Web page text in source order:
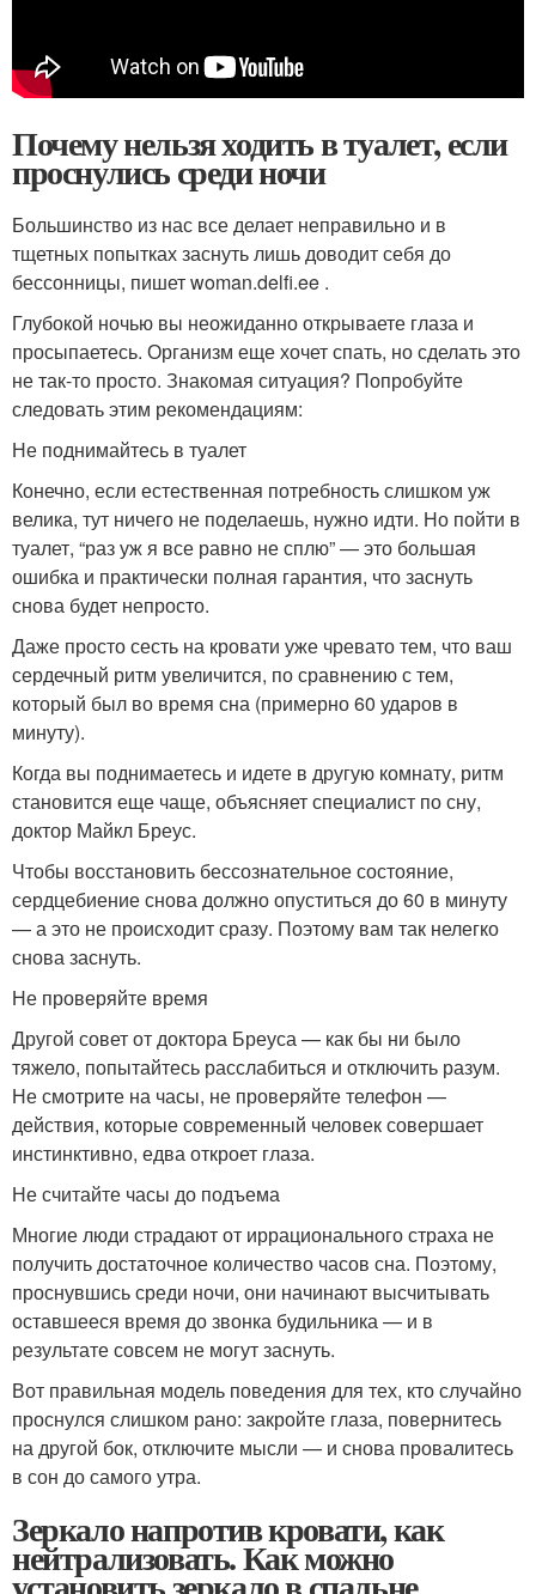
Почему нельзя ходить в туалет, если
проснулись среди ночи
Большинство из нас все делает неправильно и в
тщетных попытках заснуть лишь доводит себя до
бессонницы, пишет woman.delfi.ee .
Глубокой ночью вы неожиданно открываете глаза и
просыпаетесь. Организм еще хочет спать, но сделать это
не так-то просто. Знакомая ситуация? Попробуйте
следовать этим рекомендациям:
Не поднимайтесь в туалет
Конечно, если естественная потребность слишком уж
велика, тут ничего не поделаешь, нужно идти. Но пойти в
туалет, “раз уж я все равно не сплю” — это большая
ошибка и практически полная гарантия, что заснуть
снова будет непросто.
Даже просто сесть на кровати уже чревато тем, что ваш
сердечный ритм увеличится, по сравнению с тем,
который был во время сна (примерно 60 ударов в
минуту).
Когда вы поднимаетесь и идете в другую комнату, ритм
становится еще чаще, объясняет специалист по сну,
доктор Майкл Бреус.
Чтобы восстановить бессознательное состояние,
сердцебиение снова должно опуститься до 60 в минуту
— а это не происходит сразу. Поэтому вам так нелегко
снова заснуть.
Не проверяйте время
Другой совет от доктора Бреуса — как бы ни было
тяжело, попытайтесь расслабиться и отключить разум.
Не смотрите на часы, не проверяйте телефон —
действия, которые современный человек совершает
инстинктивно, едва откроет глаза.
Не считайте часы до подъема
Многие люди страдают от иррационального страха не
получить достаточное количество часов сна. Поэтому,
проснувшись среди ночи, они начинают высчитывать
оставшееся время до звонка будильника — и в
результате совсем не могут заснуть.
Вот правильная модель поведения для тех, кто случайно
проснулся слишком рано: закройте глаза, повернитесь
на другой бок, отключите мысли — и снова провалитесь
в сон до самого утра.
Зеркало напротив кровати, как
нейтрализовать. Как можно